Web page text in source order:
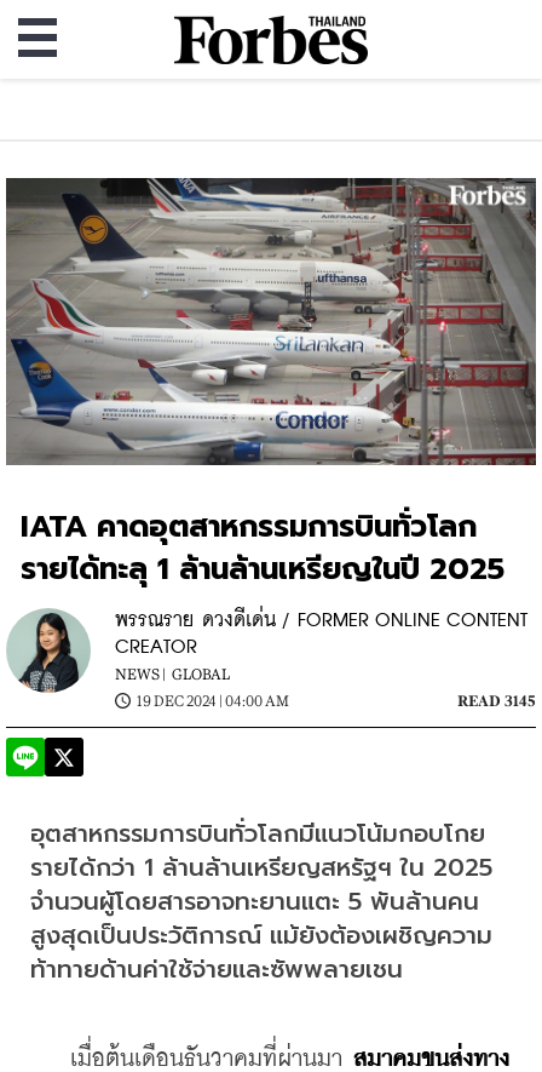
IATA คาดอุตสาหกรรมการบินทั่วโลก
รายได้ทะลุ 1 ล้านล้านเหรียญในปี 2025
พรรณราย ดวงดีเด่น / FORMER ONLINE CONTENT
CREATOR
NEWS | GLOBAL
19 DEC 2024 | 04:00 AM
READ 3145
อุตสาหกรรมการบินทั่วโลกมีแนวโน้มกอบโกย
รายได้กว่า 1 ล้านล้านเหรียญสหรัฐฯ ใน 2025
จำนวนผู้โดยสารอาจทะยานแตะ 5 พันล้านคน
สูงสุดเป็นประวัติการณ์ แม้ยังต้องเผชิญความ
ท้าทายด้านค่าใช้จ่ายและซัพพลายเชน
เมื่อต้นเดือนธันวาคมที่ผ่านมา สมาคมขนส่งทาง